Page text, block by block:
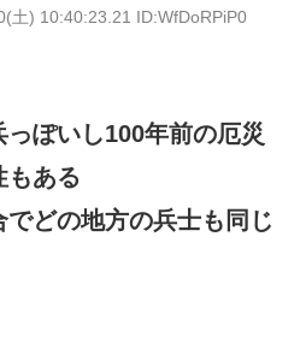
土) 10:40:23.21 ID:WfDoRPiP0
っぽいし100年前の厄災
もある
でどの地方の兵士も同じ